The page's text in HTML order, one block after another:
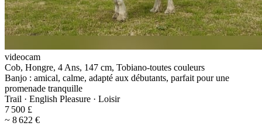
videocam
Cob, Hongre, 4 Ans, 147 cm, Tobiano-toutes couleurs
Banjo : amical, calme, adapté aux débutants, parfait pour une
promenade tranquille
Trail · English Pleasure · Loisir
7 500 £
~ 8 622 €